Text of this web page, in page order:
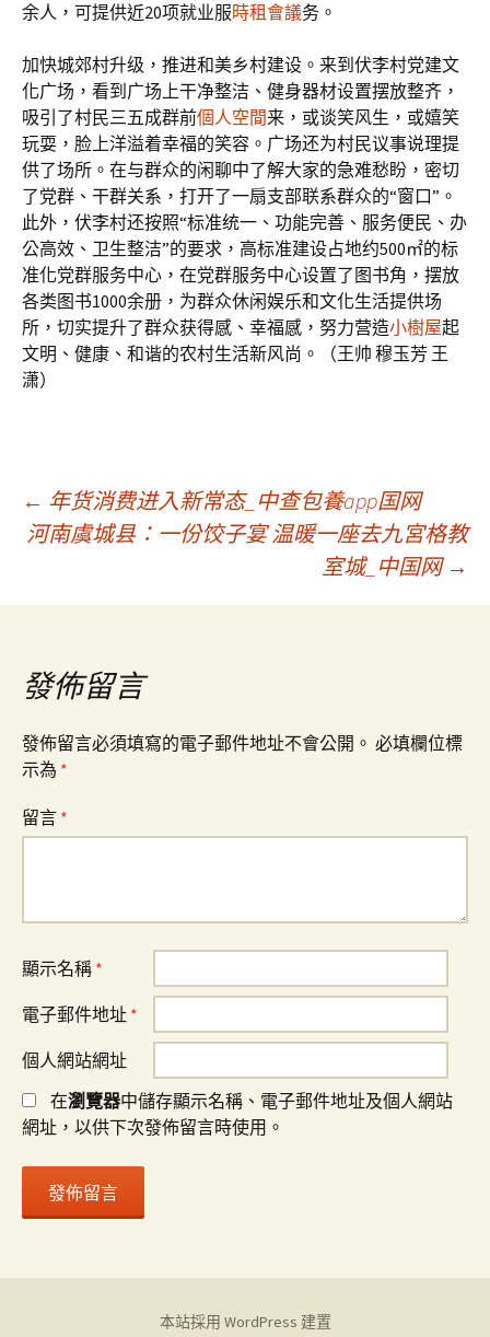
余人，可提供近20项就业服時租會議务。
加快城郊村升级，推进和美乡村建设。来到伏李村党建文
化广场，看到广场上干净整洁、健身器材设置摆放整齐，
吸引了村民三五成群前個人空間来，或谈笑风生，或嬉笑
玩耍，脸上洋溢着幸福的笑容。广场还为村民议事说理提
供了场所。在与群众的闲聊中了解大家的急难愁盼，密切
了党群、干群关系，打开了一扇支部联系群众的“窗口”。
此外，伏李村还按照“标准统一、功能完善、服务便民、办
公高效、卫生整洁”的要求，高标准建设占地约500㎡的标
准化党群服务中心，在党群服务中心设置了图书角，摆放
各类图书1000余册，为群众休闲娱乐和文化生活提供场
所，切实提升了群众获得感、幸福感，努力营造小樹屋起
文明、健康、和谐的农村生活新风尚。（王帅 穆玉芳 王
潇）
文
導
覽
← 年货消费进入新常态_中查包養app国网
河南虞城县：一份饺子宴 温暖一座去九宮格教
室城_中国网 →
發佈留言
發佈留言必須填寫的電子郵件地址不會公開。 必填欄位標
示為 *
留言 *
顯示名稱 *
電子郵件地址 *
個人網站網址
在瀏覽器中儲存顯示名稱、電子郵件地址及個人網站
網址，以供下次發佈留言時使用。
本站採用 WordPress 建置